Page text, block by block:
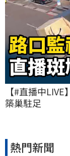
【#直播中
築巢駐足
熱門新聞